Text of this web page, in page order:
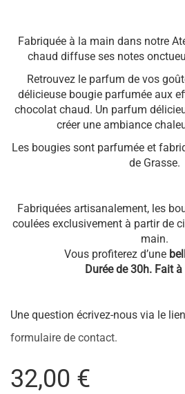
Fabriquée à la main dans notre
chaud diffuse ses notes
Retrouvez le parfum de vos
délicieuse bougie parfumée aux
chocolat chaud. Un parfum
créer une ambiance
Les bougies sont parfumée et
de Grasse.
Fabriquées artisanalement, les
coulées exclusivement à partir de
main.
Vous profiterez d’une
Durée de 30h. Fait
Une question écrivez-nous via le
formulaire de contact.
32,00 €